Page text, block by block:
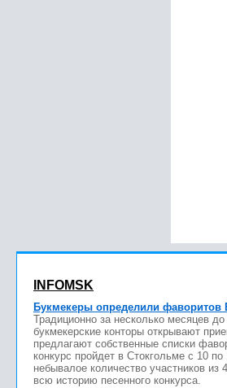
INFOMSK
Букмекеры определили фаворитов
Традиционно за несколько месяцев
букмекерские конторы открывают
предлагают собственные списки
конкурс пройдет в Стокгольме с 10
небывалое количество участников из
всю историю песенного конкурса.